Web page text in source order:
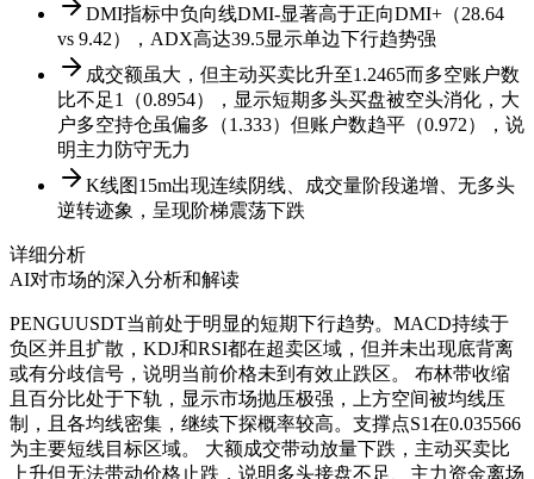
DMI指标中负向线DMI-显著高于正向DMI+（28.64
vs 9.42），ADX高达39.5显示单边下行趋势强
成交额虽大，但主动买卖比升至1.2465而多空账户数
比不足1（0.8954），显示短期多头买盘被空头消化，大
户多空持仓虽偏多（1.333）但账户数趋平（0.972），说
明主力防守无力
K线图15m出现连续阴线、成交量阶段递增、无多头
逆转迹象，呈现阶梯震荡下跌
详细分析
AI对市场的深入分析和解读
PENGUUSDT当前处于明显的短期下行趋势。MACD持续于
负区并且扩散，KDJ和RSI都在超卖区域，但并未出现底背离
或有分歧信号，说明当前价格未到有效止跌区。 布林带收缩
且百分比处于下轨，显示市场抛压极强，上方空间被均线压
制，且各均线密集，继续下探概率较高。支撑点S1在0.035566
为主要短线目标区域。 大额成交带动放量下跌，主动买卖比
上升但无法带动价格止跌，说明多头接盘不足、主力资金离场